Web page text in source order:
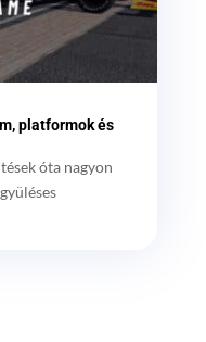
platformok és
óta nagyon